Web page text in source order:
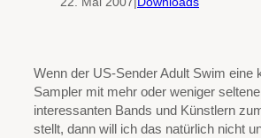
Wenn der US-Sender Adult Swim eine
Sampler mit mehr oder weniger
interessanten Bands und Künstlern
stellt, dann will ich das natürlich nicht